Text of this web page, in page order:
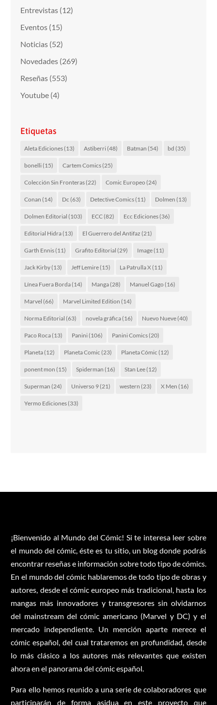
Entrevistas (12)
Eventos (15)
Noticias (52)
Novedades (269)
Reseñas (553)
Youtube (4)
Etiquetas
Aleta Ediciones(13) Astiberri(48) Batman (54) bd (35)
bonelli(15) Cartem Comics(25)
Colección Sin Fronteras(22) Comic Europeo (24)
Conan (14) Dc (63) Detective Comics(11) Dolmen (13)
Dolmen Editorial (103) ECC(82) Ecc Ediciones(36)
Editorial Hidra(13) El Guerrero del Antifaz (21)
Garth Ennis(11) Grafito Editorial (29) Image(11)
Jack Kirby(13) Jeff Lemire(15) La Patrulla X(11)
Línea Fuera Borda(14) Manga(28) Manuel Gago (16)
Marvel (66) Marvel Limited Edition (14)
Norma Editorial (63) novela gráfica(16) Nuevo Nueve(40)
Paco Roca(13) Panini(106) Panini Comics(20)
Planeta(12) Planeta Comic (23) Planeta Cómic (12)
ponent mon (15) Spiderman (16) Stan Lee(12)
Superman (24) Universo 9(21) western (23) X Men (16)
Yermo Ediciones(33)
¡Bienvenido al Mundo del Cómic! Si te interesa leer sobre
el mundo del cómic, éste es tu sitio, un blog donde podrás
encontrar reseñas e información sobre todo tipo de cómics.
En el mundo del cómic hablaremos de todo tipo de obras y
autores, desde el cómic europeo más tradicional, hasta los
mangas más innovadores y transgresores sin olvidarnos
del mainstream del cómic americano (Marvel y DC) y el
mercado independiente. Un mención aparte merece el
cómic español, del cual trataremos en profundidad, desde
lo más clásico a los autores más relevantes que existen
ahora en el panorama del cómic español.
Para ello hemos reunido a una serie de colaboradores que
participarán de forma asidua en este proyecto que